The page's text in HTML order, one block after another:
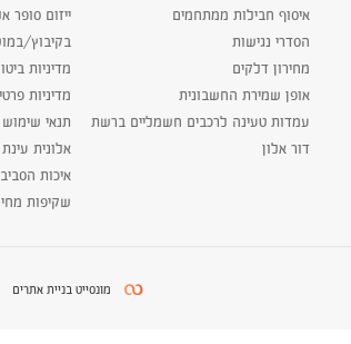
איסוף חבילות ממתחמים
הסדרי נגישות
מחירון דלקים
אופן שמירת החשבונית
עמדות טעינה לרכבים חשמליים ברשת
דור אלון
ייזום סופר
בקיבוץ/
מדיניות
מדיניות
תנאי
אלונית עינת
איכות
שקיפות
מונסייט בניית אתרים